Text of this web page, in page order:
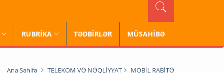
RUBRİKA TƏDBİRLƏR MÜSAHİBƏ
Ana Səhifə TELEKOM VƏ NƏQLİYYAT MOBİL RABİTƏ